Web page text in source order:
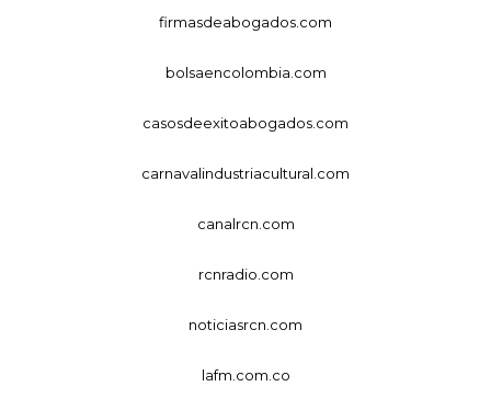
firmasdeabogados.com
bolsaencolombia.com
casosdeexitoabogados.com
carnavalindustriacultural.com
canalrcn.com
rcnradio.com
noticiasrcn.com
lafm.com.co